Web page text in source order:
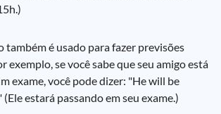
é usado para fazer previsões
exemplo, se você sabe que seu amigo está
exame, você pode dizer: "He will be
(Ele estará passando em seu exame.)